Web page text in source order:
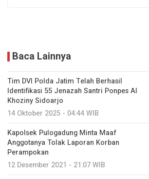
Baca Lainnya
Tim DVI Polda Jatim Telah Berhasil
Identifikasi 55 Jenazah Santri Ponpes Al
Khoziny Sidoarjo
14 Oktober 2025 - 04:44 WIB
Kapolsek Pulogadung Minta Maaf
Anggotanya Tolak Laporan Korban
Perampokan
12 Desember 2021 - 21:07 WIB